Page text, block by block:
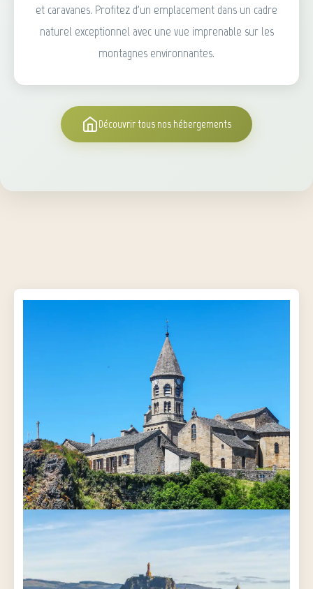
et caravanes. Profitez d'un emplacement dans un cadre
naturel exceptionnel avec une vue imprenable sur les
montagnes environnantes.
Découvrir tous nos hébergements